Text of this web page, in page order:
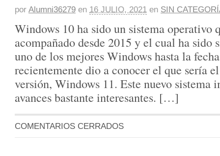
por Alumni36279 en 16 JULIO, 2021 en SIN
Windows 10 ha sido un sistema operativo
acompañado desde 2015 y el cual ha sido
uno de los mejores Windows hasta la
recientemente dio a conocer el que sería
versión, Windows 11. Este nuevo sistema
avances bastante interesantes. […]
COMENTARIOS CERRADOS